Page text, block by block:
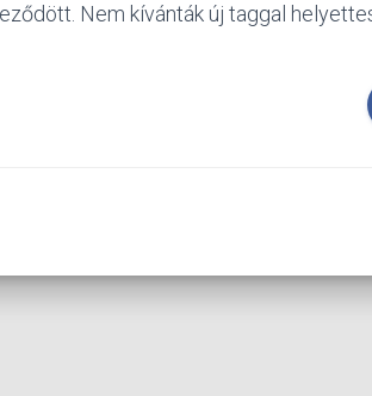
Nem kívánták új taggal